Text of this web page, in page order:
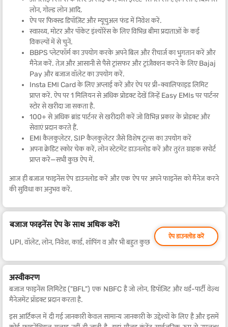
लोन, गोल्ड लोन आदि.
ऐप पर फिक्स्ड डिपॉज़िट और म्यूचुअल फंड में निवेश करें.
स्वास्थ्य, मोटर और पॉकेट इंश्योरेंस के लिए विभिन्न बीमा प्रदाताओं के कई
विकल्पों में से चुनें.
BBPS प्लेटफॉर्म का उपयोग करके अपने बिल और रीचार्ज का भुगतान करें और
मैनेज करें. तेज़ और आसानी से पैसे ट्रांसफर और ट्रांज़ैक्शन करने के लिए Bajaj
Pay और बजाज वॉलेट का उपयोग करें.
Insta EMI Card के लिए अप्लाई करें और ऐप पर प्री-क्वालिफाइड लिमिट
प्राप्त करें. ऐप पर 1 मिलियन से अधिक प्रोडक्ट देखें जिन्हें Easy EMIs पर पार्टनर
स्टोर से खरीदा जा सकता है.
100+ से अधिक ब्रांड पार्टनर से खरीदारी करें जो विभिन्न प्रकार के प्रोडक्ट और
सेवाएं प्रदान करते हैं.
EMI कैलकुलेटर, SIP कैलकुलेटर जैसे विशेष टूल्स का उपयोग करें
अपना क्रेडिट स्कोर चेक करें, लोन स्टेटमेंट डाउनलोड करें और तुरंत ग्राहक सपोर्ट
प्राप्त करें—सभी कुछ ऐप में.
आज ही बजाज फाइनेंस ऐप डाउनलोड करें और एक ऐप पर अपने फाइनेंस को मैनेज करने
की सुविधा का अनुभव करें.
बजाज फाइनेंस ऐप के साथ अधिक करें!
UPI, वॉलेट, लोन, निवेश, कार्ड, शॉपिंग व और भी बहुत कुछ
ऐप डाउनलोड करें
अस्वीकरण
बजाज फाइनेंस लिमिटेड ("BFL") एक NBFC है जो लोन, डिपॉज़िट और थर्ड-पार्टी वेल्थ
मैनेजमेंट प्रॉडक्ट प्रदान करता है.
इस आर्टिकल में दी गई जानकारी केवल सामान्य जानकारी के उद्देश्यों के लिए है और इसमें